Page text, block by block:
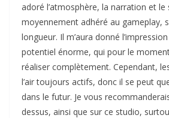
adoré l’atmosphère, la narration et le
moyennement adhéré au gameplay,
longueur. Il m’aura donné
potentiel énorme, qui pour le moment
réaliser complètement. Cependant,
l’air toujours actifs, donc il se peut
dans le futur. Je vous
dessus, ainsi que sur ce studio,